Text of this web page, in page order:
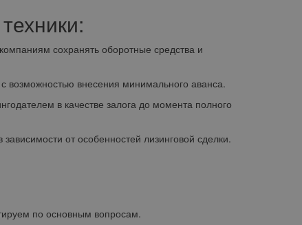
сохранять оборотные средства и
возможностью внесения минимального аванса.
в качестве залога до момента полного
от особенностей лизинговой сделки.
по основным вопросам.